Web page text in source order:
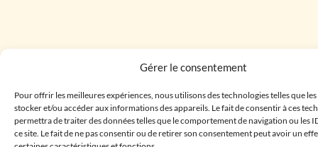
Gérer le consentement
Pour offrir les meilleures expériences, nous utilisons des technologies telles que
stocker et/ou accéder aux informations des appareils. Le fait de consentir à ces
permettra de traiter des données telles que le comportement de navigation ou les
ce site. Le fait de ne pas consentir ou de retirer son consentement peut avoir un